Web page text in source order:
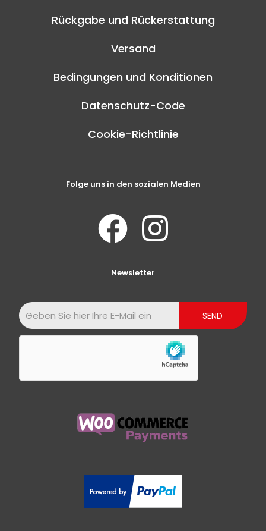
Rückgabe und Rückerstattung
Versand
Bedingungen und Konditionen
Datenschutz-Code
Cookie-Richtlinie
Folge uns in den sozialen Medien
Newsletter